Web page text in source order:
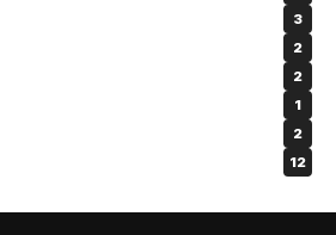
3
2
2
1
2
12